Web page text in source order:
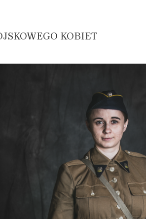
KOBIET